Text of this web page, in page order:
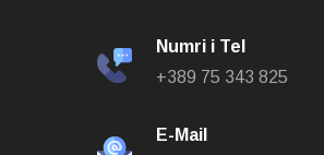
Numri i Tel
+389 75 343 825
E-Mail